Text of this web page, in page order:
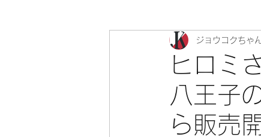
ヒロミ
八王子
ら販売
ジョウコクちゃ